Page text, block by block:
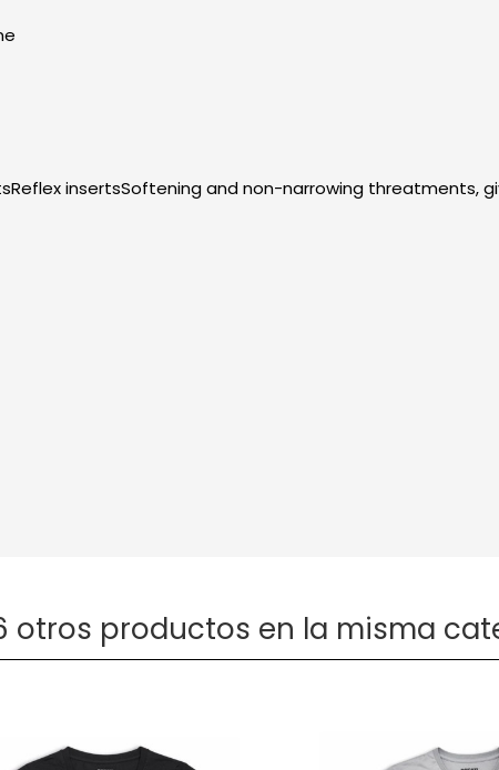
insertsSoftening and non-narrowing threatments,
otros productos en la misma